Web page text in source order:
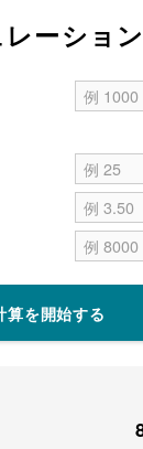
ーション
算を開始する